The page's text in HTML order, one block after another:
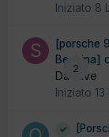
Iniziato 8
2
[porsche
Benzina]
Da stive
Iniziato 13